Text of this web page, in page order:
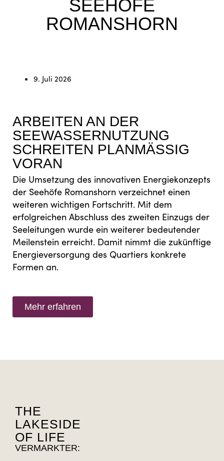
SEEHÖFE
ROMANSHORN
9. Juli 2026
ARBEITEN AN DER
SEEWASSERNUTZUNG
SCHREITEN PLANMÄSSIG
VORAN
Die Umsetzung des innovativen Energiekonzepts
der Seehöfe Romanshorn verzeichnet einen
weiteren wichtigen Fortschritt. Mit dem
erfolgreichen Abschluss des zweiten Einzugs der
Seeleitungen wurde ein weiterer bedeutender
Meilenstein erreicht. Damit nimmt die zukünftige
Energieversorgung des Quartiers konkrete
Formen an.
Mehr erfahren
THE
LAKESIDE
OF LIFE
VERMARKTER: